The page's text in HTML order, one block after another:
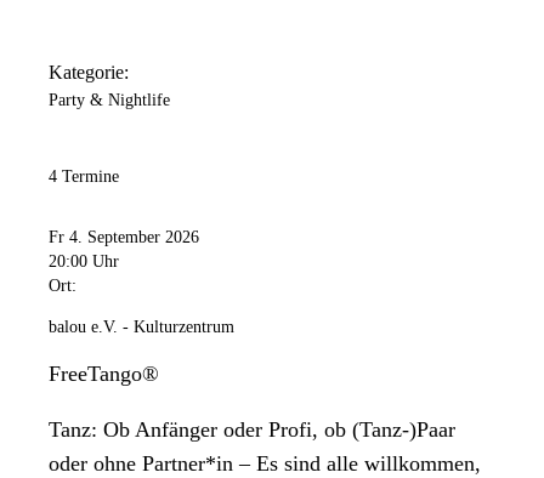
Kategorie:
Party & Nightlife
4 Termine
Fr 4. September 2026
20:00 Uhr
Ort:
balou e.V. - Kulturzentrum
FreeTango®
Tanz: Ob Anfänger oder Profi, ob (Tanz-)Paar
oder ohne Partner*in – Es sind alle willkommen,